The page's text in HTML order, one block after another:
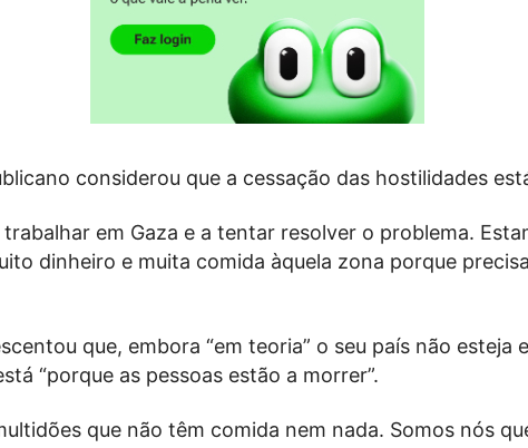
considerou que a cessação das hostilidades
trabalhar em Gaza e a tentar resolver o problema.
dinheiro e muita comida àquela zona porque
que, embora “em teoria” o seu país não esteja
“porque as pessoas estão a morrer”.
que não têm comida nem nada. Somos nós